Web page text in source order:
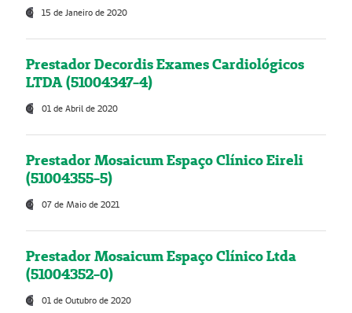
15 de Janeiro de 2020
Prestador Decordis Exames Cardiológicos
LTDA (51004347-4)
01 de Abril de 2020
Prestador Mosaicum Espaço Clínico Eireli
(51004355-5)
07 de Maio de 2021
Prestador Mosaicum Espaço Clínico Ltda
(51004352-0)
01 de Outubro de 2020